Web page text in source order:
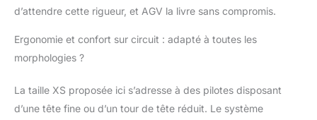
d’attendre cette rigueur, et AGV la livre sans compromis.
Ergonomie et confort sur circuit : adapté à toutes les
morphologies ?
La taille XS proposée ici s’adresse à des pilotes disposant
d’une tête fine ou d’un tour de tête réduit. Le système